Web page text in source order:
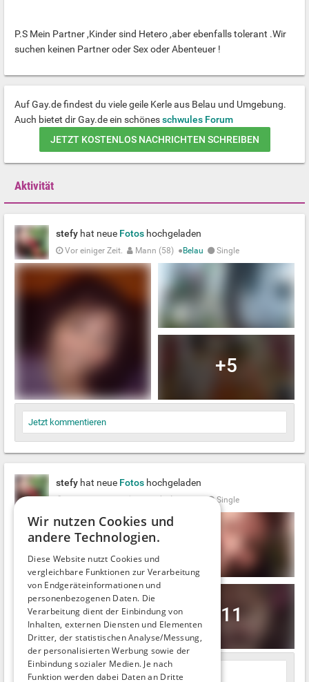
P.S Mein Partner ,Kinder sind Hetero ,aber ebenfalls tolerant .Wir
suchen keinen Partner oder Sex oder Abenteuer !
Auf Gay.de findest du viele geile Kerle aus Belau und Umgebung.
Auch bietet dir Gay.de ein schönesschwules Forum
JETZT KOSTENLOS NACHRICHTEN SCHREIBEN
Aktivität
stefy hat neue Fotos hochgeladen
Vor einiger Zeit. Mann (58) ●Belau Single
+5
Jetzt kommentieren
stefy hat neue Fotos hochgeladen
Vor einiger Zeit. Mann (58) ●Belau Single
+11
Jetzt kommentieren
Wir nutzen Cookies und
andere Technologien.
Diese Website nutzt Cookies und
vergleichbare Funktionen zur Verarbeitung
von Endgeräteinformationen und
personenbezogenen Daten. Die
Verarbeitung dient der Einbindung von
Inhalten, externen Diensten und Elementen
Dritter, der statistischen Analyse/Messung,
der personalisierten Werbung sowie der
Einbindung sozialer Medien. Je nach
Funktion werden dabei Daten an Dritte